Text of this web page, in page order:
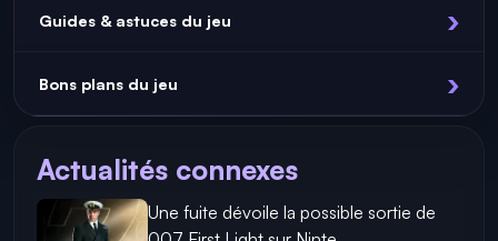
Guides & astuces du jeu
Bons plans du jeu
Actualités connexes
Une fuite dévoile la possible sortie de